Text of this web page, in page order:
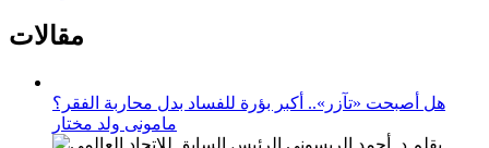
مقالات
هل أصبحت «تآزر».. أكبر بؤرة للفساد بدل محاربة الفقر؟
مامونى ولد مختار